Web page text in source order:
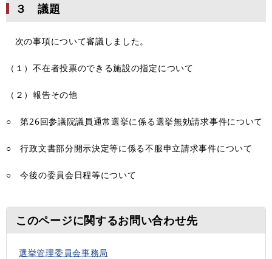
３ 議題
次の事項について審議しました。
（１）不在者投票のできる施設の指定について
（２）報告その他
○ 第26回参議院議員通常選挙に係る選挙無効請求事件について
○ 行政文書部分開示決定等に係る不服申立請求事件について
○ 今後の委員会日程等について
このページに関するお問い合わせ先
選挙管理委員会事務局